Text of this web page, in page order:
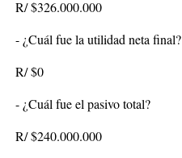
R/ $326.000.000
- ¿Cuál fue la utilidad neta final?
R/ $0
- ¿Cuál fue el pasivo total?
R/ $240.000.000